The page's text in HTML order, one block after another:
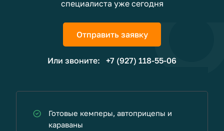
специалиста уже сегодня
Отправить заявку
Или звоните: +7 (927) 118-55-06
Готовые кемперы, автоприцепы и
караваны